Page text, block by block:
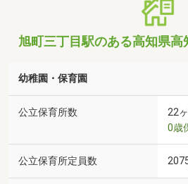
旭町三丁目駅のある高知県高
幼稚園・保育園
公立保育所数
22
0歳
公立保育所定員数